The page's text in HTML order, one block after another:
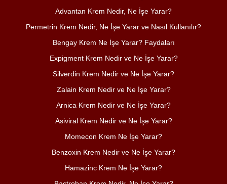
Advantan Krem Nedir, Ne İşe Yarar?
Permetrin Krem Nedir, Ne İşe Yarar ve Nasıl Kullanılır?
Bengay Krem Ne İşe Yarar? Faydaları
Expigment Krem Nedir ve Ne İşe Yarar?
Silverdin Krem Nedir ve Ne İşe Yarar?
Zalain Krem Nedir ve Ne İşe Yarar?
Arnica Krem Nedir ve Ne İşe Yarar?
Asiviral Krem Nedir ve Ne İşe Yarar?
Momecon Krem Ne İşe Yarar?
Benzoxin Krem Nedir ve Ne İşe Yarar?
Hamazinc Krem Ne İşe Yarar?